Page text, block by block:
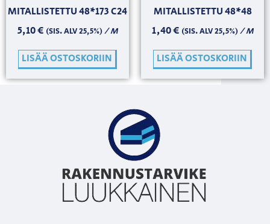
MITALLISTETTU 48*173 C24
5,10€ (SIS. ALV 25,5%)/ M
LISÄÄ OSTOSKORIIN
MITALLISTETTU 48*48
1,40€ (SIS. ALV 25,5%)/ M
LISÄÄ OSTOSKORIIN